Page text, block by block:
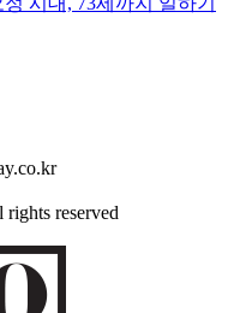
rights reserved